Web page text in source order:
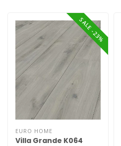
SALE -23%
EURO HOME
Villa Grande K064